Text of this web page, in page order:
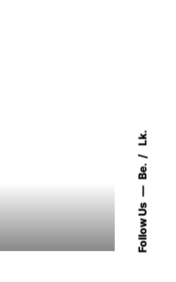
Follow Us
Be.
Lk.